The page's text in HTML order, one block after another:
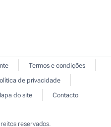
Termos e condições
de privacidade
do site Contacto
reservados.